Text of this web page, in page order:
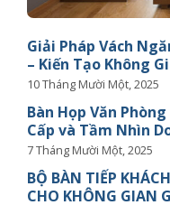
Giải Pháp Vách
– Kiến Tạo Không
10 Tháng Mười Một, 2025
Bàn Họp Văn
Cấp và Tầm Nhìn
7 Tháng Mười Một, 2025
BỘ BÀN TIẾP
CHO KHÔNG GIAN